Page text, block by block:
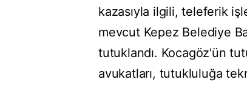
kazasıyla ilgili, teleferik
mevcut Kepez Belediye
tutuklandı. Kocagöz'ün
avukatları, tutukluluğa